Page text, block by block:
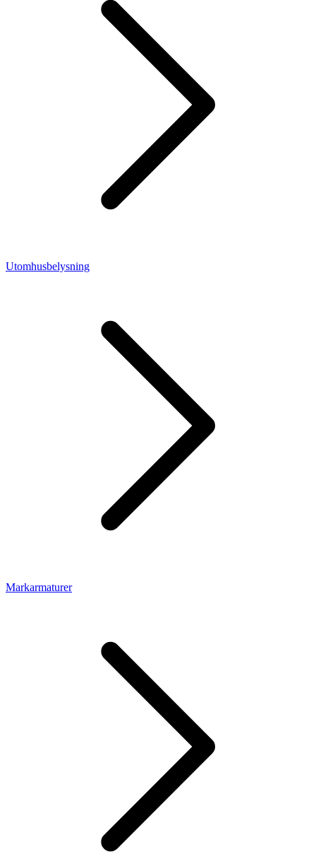
Utomhusbelysning
Markarmaturer